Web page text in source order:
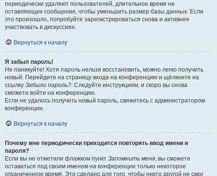
периодически удаляют пользователей, длительное время не
оставляющих сообщения, чтобы уменьшить размер базы данных. Если
это произошло, попробуйте зарегистрироваться снова и активнее
участвовать в дискуссиях.
Вернуться к началу
Я забыл пароль!
Не паникуйте! Хотя пароль нельзя восстановить, можно легко получить
новый. Перейдите на страницу входа на конференцию и щёлкните на
ссылку Забыли пароль?. Следуйте инструкциям, и скоро вы снова
сможете войти на конференцию.
Если не удалось получить новый пароль, свяжитесь с администратором
конференции.
Вернуться к началу
Почему мне периодически приходится повторять ввод имени и
пароля?
Если вы не отметили флажком пункт Запомнить меня, вы сможете
оставаться под своим именем на конференции только некоторое
ограниченное время. Это сделано для того, чтобы никто другой не смог